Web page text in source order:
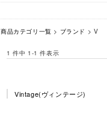
商品カテゴリ一覧 > ブランド > V
1 件中 1-1 件表示
Vintage(ヴィンテージ)